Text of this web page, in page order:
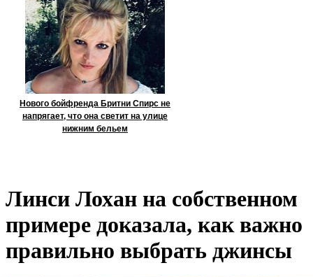
Нового бойфренда Бритни Спирс не
напрягает, что она светит на улице
нижним бельем
Линси Лохан на собственном
примере доказала, как важно
правильно выбрать джинсы